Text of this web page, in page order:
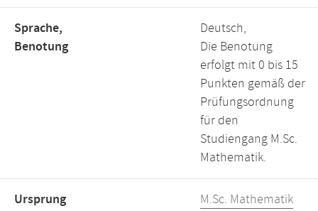
Sprache,
Benotung
Deutsch,
Die Benotung
erfolgt mit 0 bis 15
Punkten gemäß der
Prüfungsordnung
für den
Studiengang M.Sc.
Mathematik.
Ursprung M.Sc. Mathematik